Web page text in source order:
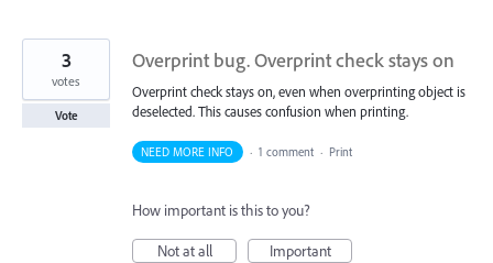
Overprint bug. Overprint check stays on
Overprint check stays on, even when overprinting object is
deselected. This causes confusion when printing.
3
votes
Vote
NEED MORE INFO · 1 comment · Print
How important is this to you?
Not at all
Important